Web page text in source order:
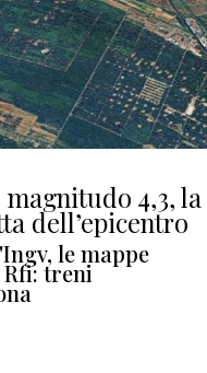
4,3, la
dell’epicentro
le mappe
treni